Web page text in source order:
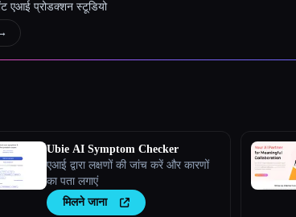
एआई प्रोडक्शन स्टूडियो
Ubie AI Symptom Checker
एआई द्वारा लक्षणों की जांच करें और कारणों
का पता लगाएं
मिलने जाना